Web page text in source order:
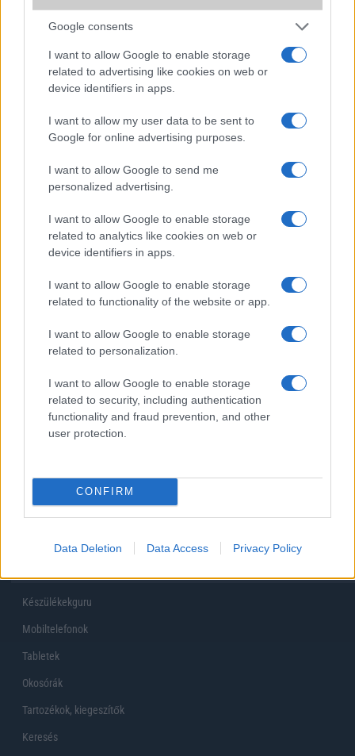
Google consents
I want to allow Google to enable storage
related to advertising like cookies on web or
device identifiers in apps.
I want to allow my user data to be sent to
Google for online advertising purposes.
I want to allow Google to send me
personalized advertising.
I want to allow Google to enable storage
related to analytics like cookies on web or
device identifiers in apps.
I want to allow Google to enable storage
related to functionality of the website or app.
I want to allow Google to enable storage
related to personalization.
I want to allow Google to enable storage
related to security, including authentication
functionality and fraud prevention, and other
user protection.
CONFIRM
Data Deletion Data Access Privacy Policy
Elfogadom azAdatvédelmi és Adatkezelési TájékoztatótEzt a
webhelyet a reCAPTCHA védi. A Google
és a
Korábbi hírlevelek
SZAVAZÁS
Megérné Önnek telefont váltani csak azért, mert az új modell dupla alap
tárhellyel érkezik?
Igen, a tárhely nagyon fontos
Nem, nekem a mostani tárhely is elég
Inkább felhőben tárolok mindent
Korábbi szavazások eredményei
Készülékekguru
Mobiltelefonok
Tabletek
Okosórák
Tartozékok, kiegeszítők
Keresés